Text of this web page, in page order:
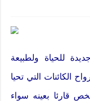
للحياة ولطبيعة
الكائنات التي تحيا
قارئا بعينه سواء